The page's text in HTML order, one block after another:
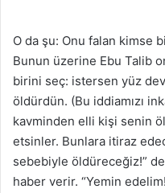
O da şu: Onu falan kimse
Bunun üzerine Ebu Talib
birini seç: istersen yüz
öldürdün. (Bu iddiamızı
kavminden elli kişi senin
etsinler. Bunlara itiraz
sebebiyle öldüreceğiz!”
haber verir. “Yemin